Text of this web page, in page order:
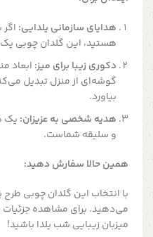
هدایای سازمانی یلدایی:
هستید، این گلدان چوبی
دکوری زیبا برای میز: ابعاد
گوشه‌ای از منزل تبدیل
بیاورد.
هدیه شخصی به عزیزان: یک
و سلیقه شماست.
همین حالا سفارش دهید:
با انتخاب این گلدان چوبی
می‌دهید. برای مشاهده
میزبان زیبایی شب یلدا باشید!